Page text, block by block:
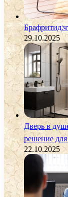
29.10.2025
Дверь в
решение
22.10.2025